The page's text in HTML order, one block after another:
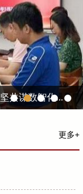
共谋数智化...
更多+